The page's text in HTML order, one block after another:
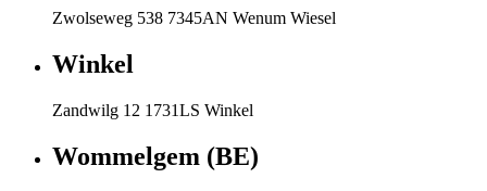
Zwolseweg 538 7345AN Wenum Wiesel
Winkel
Zandwilg 12 1731LS Winkel
Wommelgem (BE)